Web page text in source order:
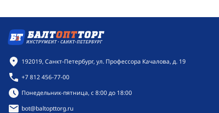
Контактная информация
192019, Санкт-Петербург, ул. Профессора Качалова, д. 19
+7 812 456-77-00
Режим работы:
Понедельник-пятница, с 8:00 до 18:00
bot@baltopttorg.ru